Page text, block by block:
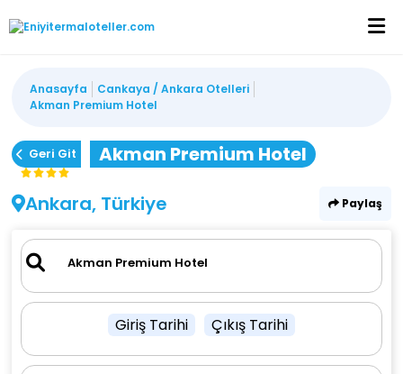
Anasayfa
Cankaya / Ankara Otelleri
Akman Premium Hotel
Geri Git
Akman Premium Hotel
Ankara, Türkiye
Paylaş
Giriş Tarihi Çıkış Tarihi